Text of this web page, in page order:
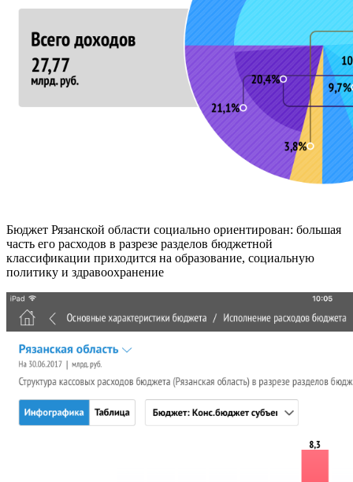
Бюджет Рязанской области социально ориентирован: большая
часть его расходов в разрезе разделов бюджетной
классификации приходится на образование, социальную
политику и здравоохранение